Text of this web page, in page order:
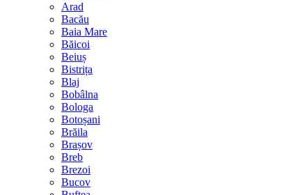
Arad
Bacău
Baia Mare
Băicoi
Beiuș
Bistrița
Blaj
Bobâlna
Bologa
Botoșani
Brăila
Brașov
Breb
Brezoi
Bucov